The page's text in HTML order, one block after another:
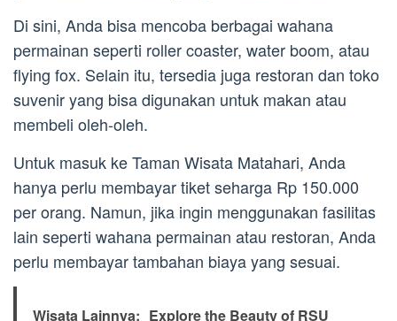
Di sini, Anda bisa mencoba berbagai wahana
permainan seperti roller coaster, water boom, atau
flying fox. Selain itu, tersedia juga restoran dan toko
suvenir yang bisa digunakan untuk makan atau
membeli oleh-oleh.
Untuk masuk ke Taman Wisata Matahari, Anda
hanya perlu membayar tiket seharga Rp 150.000
per orang. Namun, jika ingin menggunakan fasilitas
lain seperti wahana permainan atau restoran, Anda
perlu membayar tambahan biaya yang sesuai.
Wisata Lainnya: Explore the Beauty of RSU